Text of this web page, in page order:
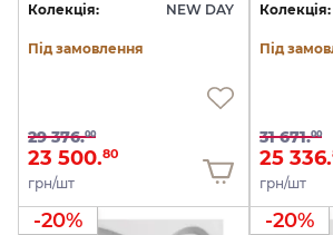
Колекція: NEW DAY
Під замовлення
29 376.00
23 500.80
грн/шт
Колекція:
Під
31 671.00
25 336.
грн/шт
-20% -20%